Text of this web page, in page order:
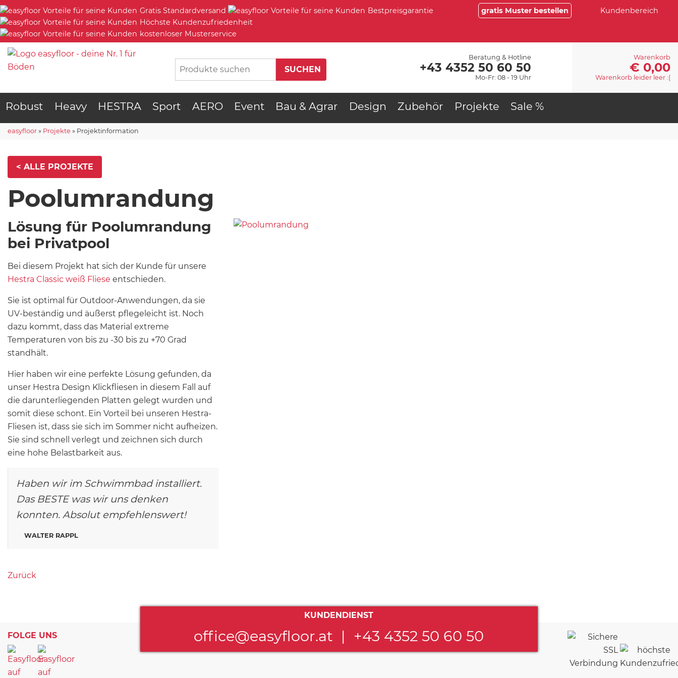
Gratis Standardversand
Bestpreisgarantie
Höchste Kundenzufriedenheit
kostenloser Musterservice
gratis Muster bestellen Kundenbereich
Beratung & Hotline
+43 4352 50 60 50
Mo-Fr: 08 - 19 Uhr
Warenkorb
€ 0,00
Warenkorb leider leer :(
Robust Heavy HESTRA Sport AERO Event Bau & Agrar Design Zubehör Projekte Sale %
easyfloor » Projekte » Projektinformation
< ALLE PROJEKTE
Poolumrandung
Lösung für Poolumrandung
bei Privatpool
Bei diesem Projekt hat sich der Kunde für unsere
Hestra Classic weiß Fliese entschieden.
Sie ist optimal für Outdoor-Anwendungen, da sie
UV-beständig und äußerst pflegeleicht ist. Noch
dazu kommt, dass das Material extreme
Temperaturen von bis zu -30 bis zu +70 Grad
standhält.
Hier haben wir eine perfekte Lösung gefunden, da
unser Hestra Design Klickfliesen in diesem Fall auf
die darunterliegenden Platten gelegt wurden und
somit diese schont. Ein Vorteil bei unseren Hestra-
Fliesen ist, dass sie sich im Sommer nicht aufheizen.
Sie sind schnell verlegt und zeichnen sich durch
eine hohe Belastbarkeit aus.
Haben wir im Schwimmbad installiert.
Das BESTE was wir uns denken
konnten. Absolut empfehlenswert!
WALTER RAPPL
Zurück
FOLGE UNS
KUNDENDIENST
office@easyfloor.at | +43 4352 50 60 50